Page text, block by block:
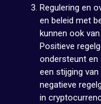
Regulering en
en beleid met
kunnen ook
Positieve
ondersteunt en
een stijging
negatieve
in